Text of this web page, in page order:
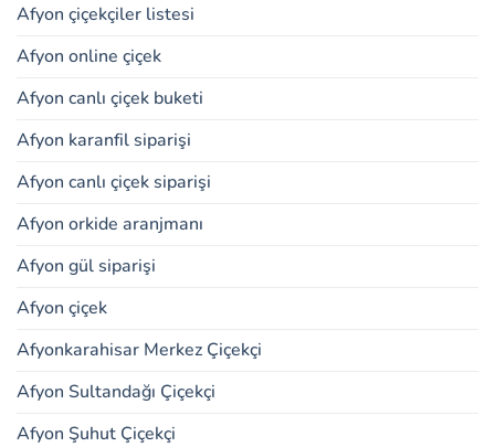
Afyon çiçekçiler listesi
Afyon online çiçek
Afyon canlı çiçek buketi
Afyon karanfil siparişi
Afyon canlı çiçek siparişi
Afyon orkide aranjmanı
Afyon gül siparişi
Afyon çiçek
Afyonkarahisar Merkez Çiçekçi
Afyon Sultandağı Çiçekçi
Afyon Şuhut Çiçekçi